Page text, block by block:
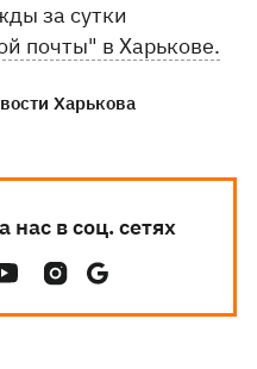
за сутки
почты" в Харькове.
Харькова
в соц. сетях